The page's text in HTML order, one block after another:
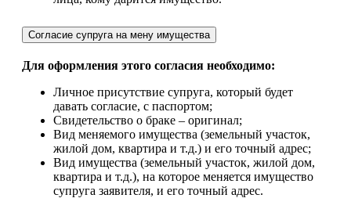
Согласие супруга на мену имущества
Для оформления этого согласия необходимо:
Личное присутствие супруга, который будет
давать согласие, с паспортом;
Свидетельство о браке – оригинал;
Вид меняемого имущества (земельный участок,
жилой дом, квартира и т.д.) и его точный адрес;
Вид имущества (земельный участок, жилой дом,
квартира и т.д.), на которое меняется имущество
супруга заявителя, и его точный адрес.